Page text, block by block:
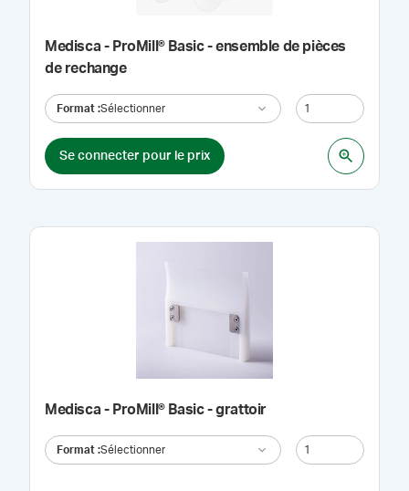
Medisca - ProMill® Basic - ensemble de pièces
de rechange
Format :Sélectionner
Se connecter pour le prix
Medisca - ProMill® Basic - grattoir
Format :Sélectionner